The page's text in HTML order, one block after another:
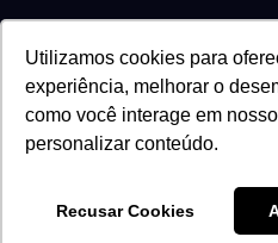
Utilizamos cookies para
experiência, melhorar o
como você interage em
personalizar conteúdo.
Recusar Cookies